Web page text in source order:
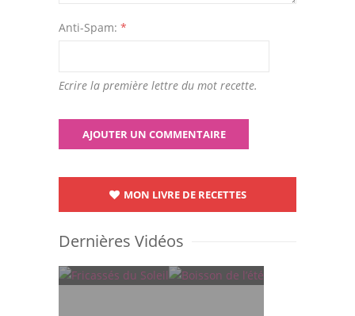
Anti-Spam: *
Ecrire la première lettre du mot recette.
MON LIVRE DE RECETTES
Dernières Vidéos